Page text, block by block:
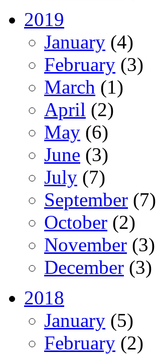
2019
January (4)
February (3)
March (1)
April (2)
May (6)
June (3)
July (7)
September (7)
October (2)
November (3)
December (3)
2018
January (5)
February (2)